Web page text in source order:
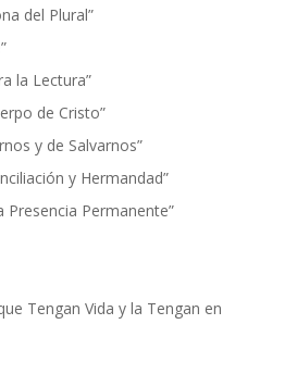
del Plural”
la Lectura”
de Cristo”
y de Salvarnos”
y Hermandad”
Presencia Permanente”
Tengan Vida y la Tengan en